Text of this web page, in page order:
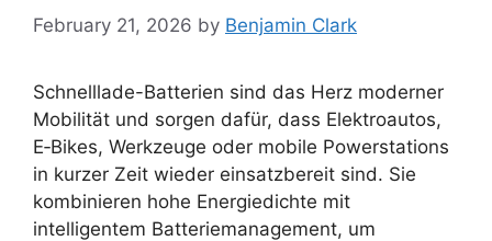
February 21, 2026 by Benjamin Clark
Schnelllade-Batterien sind das Herz moderner
Mobilität und sorgen dafür, dass Elektroautos,
E‑Bikes, Werkzeuge oder mobile Powerstations
in kurzer Zeit wieder einsatzbereit sind. Sie
kombinieren hohe Energiedichte mit
intelligentem Batteriemanagement, um